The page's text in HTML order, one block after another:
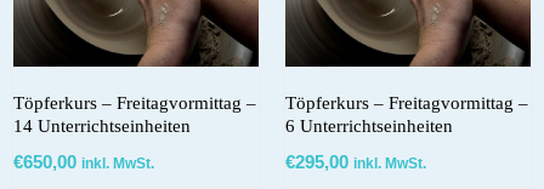
Töpferkurs – Freitagvormittag –
14 Unterrichtseinheiten
€650,00 inkl. MwSt.
Töpferkurs – Freitagvormittag –
6 Unterrichtseinheiten
€295,00 inkl. MwSt.